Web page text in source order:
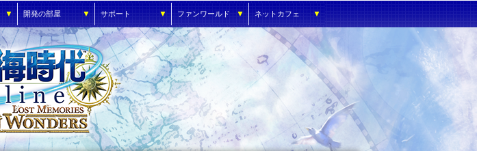
▼ 開発の部屋 ▼ サポート ▼ ファンワールド ▼ ネットカフェ ▼